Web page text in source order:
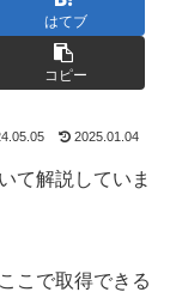
はてブ
コピー
2025.01.04
て解説していま
こで取得できる